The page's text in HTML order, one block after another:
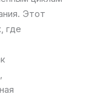
Этот
где